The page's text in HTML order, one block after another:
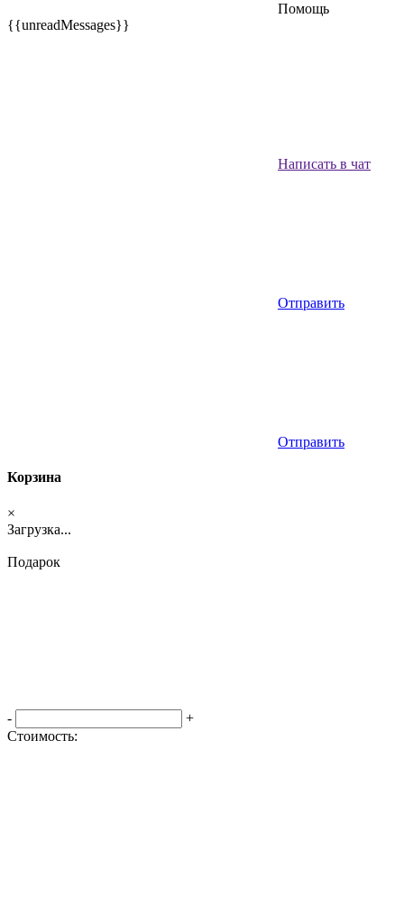
Помощь
{{unreadMessages}}
Написать в чат
Отправить
Отправить
Корзина
×
Загрузка...
Подарок
-
+
Стоимость: